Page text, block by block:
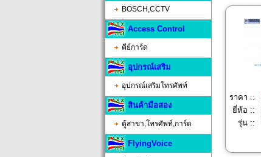
BOSCH,CCTV
Access Control
คีย์การ์ด
อุปกรณ์เสริม
อุปกรณ์เสริมโทรศัพท์
สินค้ามือสอง
ตู้สาขา,โทรศัพท์,การ์ด
FlyingVoice
ราคา ::
ยี่ห้อ ::
รุ่น ::